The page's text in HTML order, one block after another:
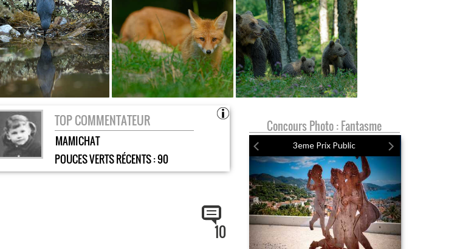
TOP COMMENTATEUR
MAMICHAT
POUCES VERTS RÉCENTS :90
10
Concours Photo : Fantasme
3eme Prix Public